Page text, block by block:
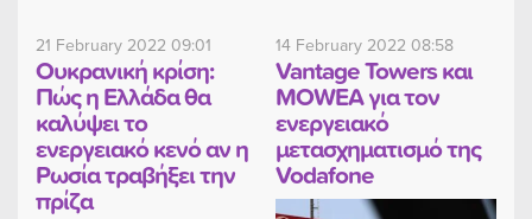
21 February 2022 09:01
Ουκρανική κρίση:
Πώς η Ελλάδα θα
καλύψει το
ενεργειακό κενό αν η
Ρωσία τραβήξει την
πρίζα
14 February 2022 08:58
Vantage Towers και
MOWEA για τον
ενεργειακό
μετασχηματισμό της
Vodafone